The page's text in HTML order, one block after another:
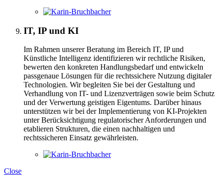
IT, IP und KI
Im Rahmen unserer Beratung im Bereich IT, IP und
Künstliche Intelligenz identifizieren wir rechtliche Risiken,
bewerten den konkreten Handlungsbedarf und entwickeln
passgenaue Lösungen für die rechtssichere Nutzung digitaler
Technologien. Wir begleiten Sie bei der Gestaltung und
Verhandlung von IT- und Lizenzverträgen sowie beim Schutz
und der Verwertung geistigen Eigentums. Darüber hinaus
unterstützen wir bei der Implementierung von KI-Projekten
unter Berücksichtigung regulatorischer Anforderungen und
etablieren Strukturen, die einen nachhaltigen und
rechtssicheren Einsatz gewährleisten.
Close